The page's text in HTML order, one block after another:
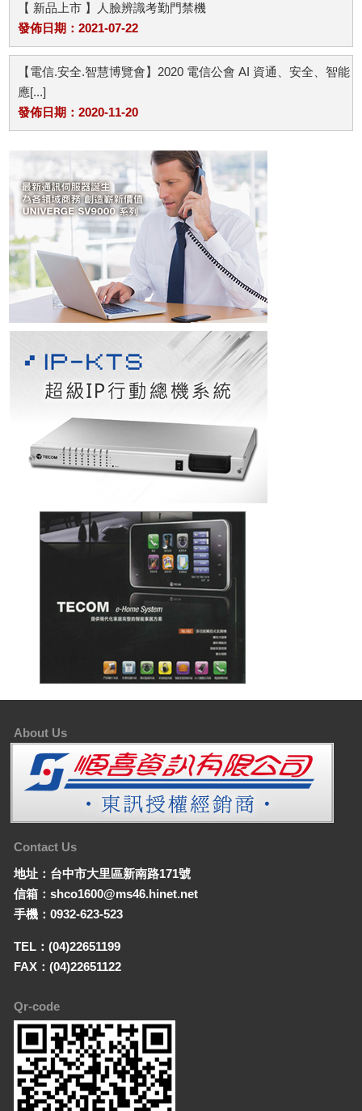
【 新品上市 】人臉辨識考勤門禁機
發佈日期：2021-07-22
【電信.安全.智慧博覽會】2020 電信公會 AI 資通、安全、智能
應[...]
發佈日期：2020-11-20
About Us
Contact Us
地址：台中市大里區新南路171號
信箱：shco1600@ms46.hinet.net
手機：0932-623-523
TEL：(04)22651199
FAX：(04)22651122
Qr-code